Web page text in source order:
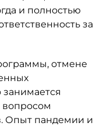
и полностью
за
отмене
занимается
вопросом
Опыт пандемии и